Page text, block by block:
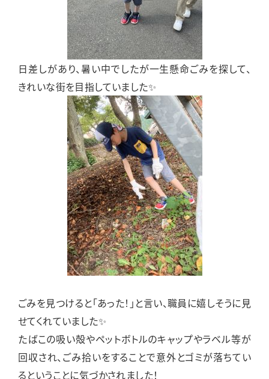
日差しがあり、暑い中でしたが一生懸命ごみを探して、
きれいな街を目指していました✨
ごみを見つけると「あった！」と言い、職員に嬉しそうに見
せてくれていました✨
たばこの吸い殻やペットボトルのキャップやラベル等が
回収され、ごみ拾いをすることで意外とゴミが落ちてい
るということに気づかされました！